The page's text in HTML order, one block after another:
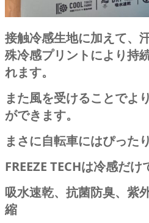
接触冷感生地に加えて、
殊冷感プリントにより持
れます。
また風を受けることでよ
ができます。
まさに自転車にはぴった
FREEZE TECHは冷感だけ
吸水速乾、抗菌防臭、紫
縮